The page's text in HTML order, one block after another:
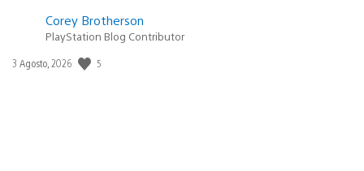
Corey Brotherson
PlayStation Blog Contributor
Data
3 Agosto, 2026 5